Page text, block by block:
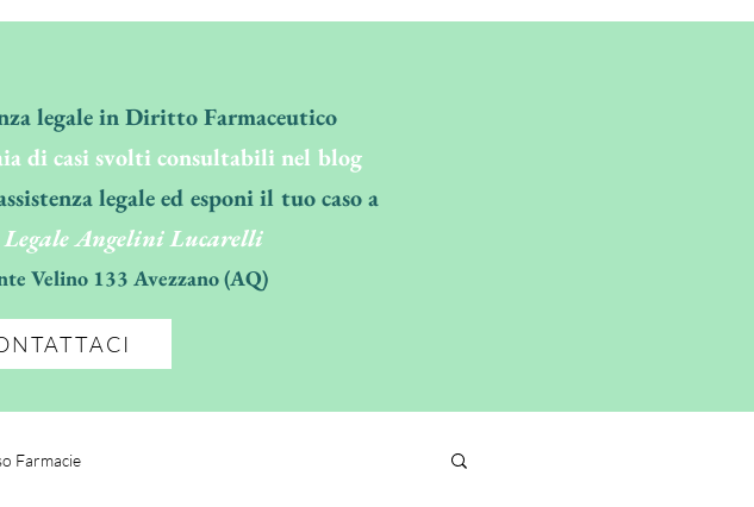
legale in Diritto Farmaceutico
di casi svolti consultabili nel blog
legale ed esponi il tuo caso a
Angelini Lucarelli
Velino 133 Avezzano (AQ)
Farmacie